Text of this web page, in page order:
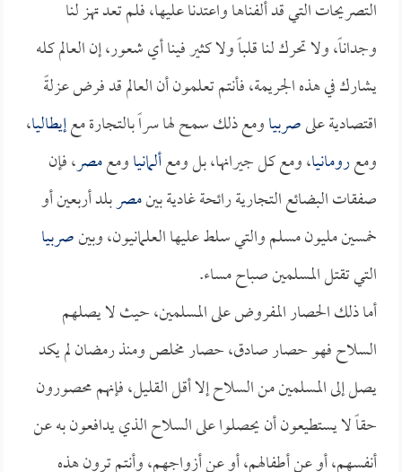
التصريحات التي قد ألفناها واعتدنا عليها، فلم تعد تهز لنا
وجداناً، ولا تحرك لنا قلباً ولا كثير فينا أي شعور، إن العالم كله
يشارك في هذه الجريمة، فأنتم تعلمون أن العالم قد فرض عزلةً
اقتصادية علىصربياومع ذلك سمح لها سراً بالتجارة معإيطاليا،
ومعرومانيا، ومع كل جيرانها، بل ومعألمانياومعمصر، فإن
صفقات البضائع التجارية رائحة غادية بينمصربلد أربعين أو
خمسين مليون مسلم والتي سلط عليها العلمانيون، وبينصربيا
التي تقتل المسلمين صباح مساء.
أما ذلك الحصار المفروض على المسلمين، حيث لا يصلهم
السلاح فهو حصار صادق، حصار مخلص ومنذ رمضان لم يكد
يصل إلى المسلمين من السلاح إلا أقل القليل، فإنهم محصورون
حقاً لا يستطيعون أن يحصلوا على السلاح الذي يدافعون به عن
أنفسهم، أو عن أطفالهم، أو عن أزواجهم، وأنتم ترون هذه